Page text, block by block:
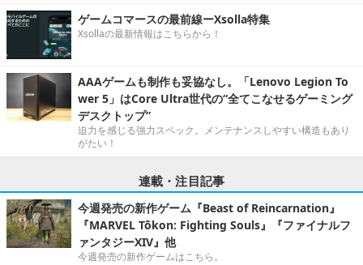
ゲームコマースの最前線ーXsolla特集
Xsollaの最新情報はこちらから！
AAAゲームも制作も妥協なし。「Lenovo Legion To
wer 5」はCore Ultra世代の“全てこなせるゲーミング
デスクトップ”
迫力を感じる強力スペック。メンテナンスしやすい構造もあり
がたい！
連載・注目記事
今週発売の新作ゲーム『Beast of Reincarnation』
『MARVEL Tōkon: Fighting Souls』『ファイナルフ
ァンタジーXIV』他
今週発売の新作ゲームはこちら。